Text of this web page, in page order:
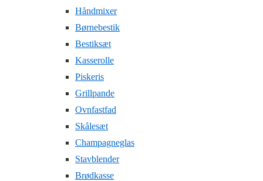
Håndmixer
Børnebestik
Bestiksæt
Kasserolle
Piskeris
Grillpande
Ovnfastfad
Skålesæt
Champagneglas
Stavblender
Brødkasse